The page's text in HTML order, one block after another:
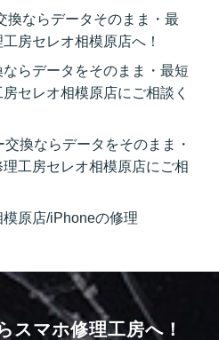
換ならデータそのまま・最
房セレオ相模原店へ！
らデータをそのまま・最短
セレオ相模原店にご相談く
換ならデータをそのまま・
工房セレオ相模原店にご相
原店/iPhoneの修理
スマホ修理工房へ！